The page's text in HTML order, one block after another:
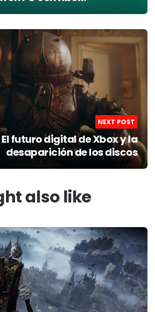
NEXT POST
El futuro digital de Xbox y la
desaparición de los discos
also like